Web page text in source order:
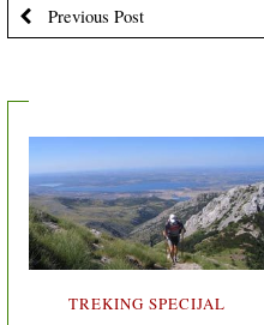
Previous Post
TREKING SPECIJAL